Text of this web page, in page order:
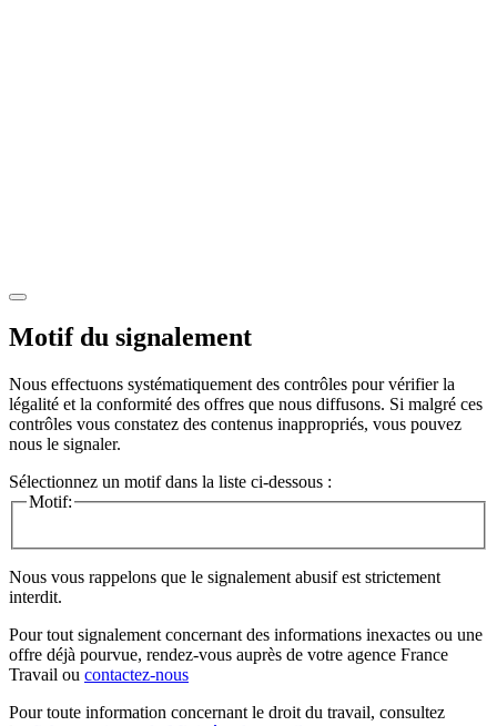
Motif du signalement
Nous effectuons systématiquement des contrôles pour vérifier la
légalité et la conformité des offres que nous diffusons. Si malgré ces
contrôles vous constatez des contenus inappropriés, vous pouvez
nous le signaler.
Sélectionnez un motif dans la liste ci-dessous :
Motif:
Nous vous rappelons que le signalement abusif est strictement
interdit.
Pour tout signalement concernant des informations inexactes ou une
offre déjà pourvue, rendez-vous auprès de votre agence France
Travail ou contactez-nous
Pour toute information concernant le droit du travail, consultez